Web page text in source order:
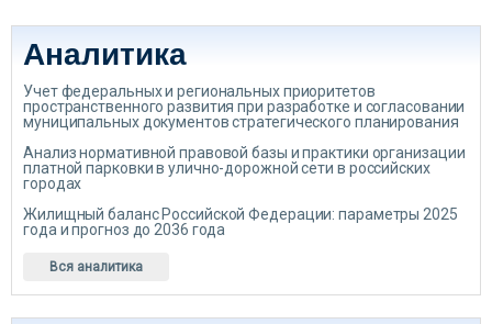
Аналитика
Учет федеральных и региональных приоритетов
пространственного развития при разработке и согласовании
муниципальных документов стратегического планирования
Анализ нормативной правовой базы и практики организации
платной парковки в улично-дорожной сети в российских
городах
Жилищный баланс Российской Федерации: параметры 2025
года и прогноз до 2036 года
Вся аналитика